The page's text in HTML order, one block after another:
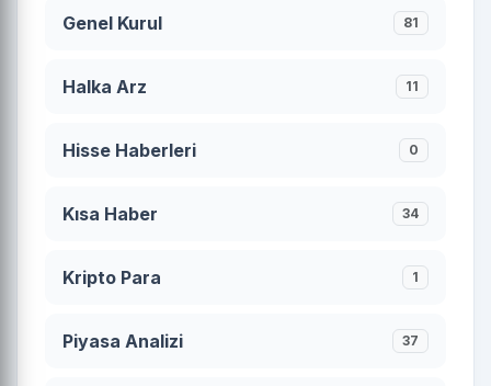
Genel Kurul 81
Halka Arz 11
Hisse Haberleri 0
Kısa Haber 34
Kripto Para 1
Piyasa Analizi 37